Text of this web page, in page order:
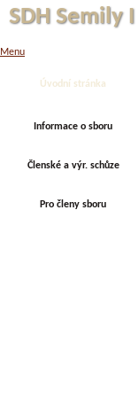
Menu
Úvodní stránka
Informace o sboru
Členské a výr. schůze
Pro členy sboru
SDH Semily